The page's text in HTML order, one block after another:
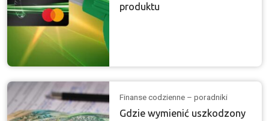
produktu
Finanse codzienne – poradniki
Gdzie wymienić uszkodzony